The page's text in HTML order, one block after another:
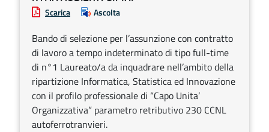
Scarica Ascolta
Bando di selezione per l’assunzione con contratto
di lavoro a tempo indeterminato di tipo full-time
di n°1 Laureato/a da inquadrare nell’ambito della
ripartizione Informatica, Statistica ed Innovazione
con il profilo professionale di “Capo Unita’
Organizzativa” parametro retributivo 230 CCNL
autoferrotranvieri.